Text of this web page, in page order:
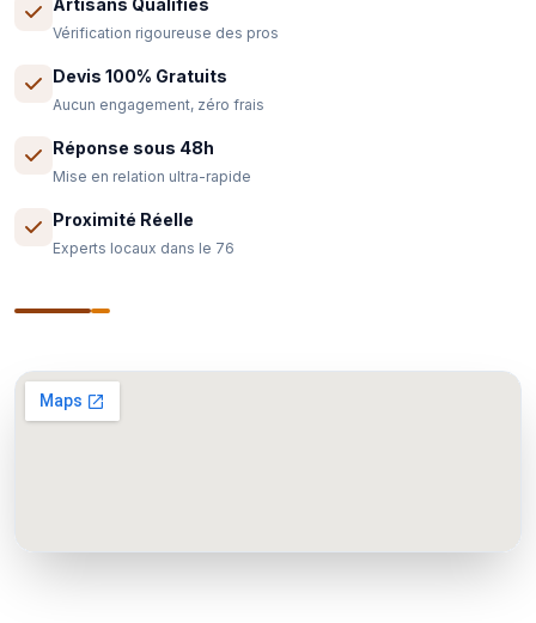
Artisans Qualifiés
Vérification rigoureuse des pros
Devis 100% Gratuits
Aucun engagement, zéro frais
Réponse sous 48h
Mise en relation ultra-rapide
Proximité Réelle
Experts locaux dans le 76